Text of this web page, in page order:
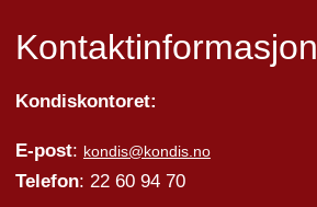
Kontaktinformasjon
Kondiskontoret:
E-post: kondis@kondis.no
Telefon: 22 60 94 70